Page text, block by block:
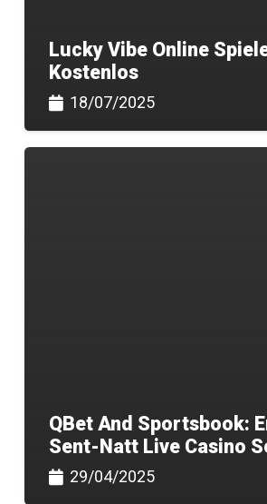
Lucky Vibe Online
Kostenlos
18/07/2025
QBet And Sportsbook:
Sent-Natt Live Casino
29/04/2025